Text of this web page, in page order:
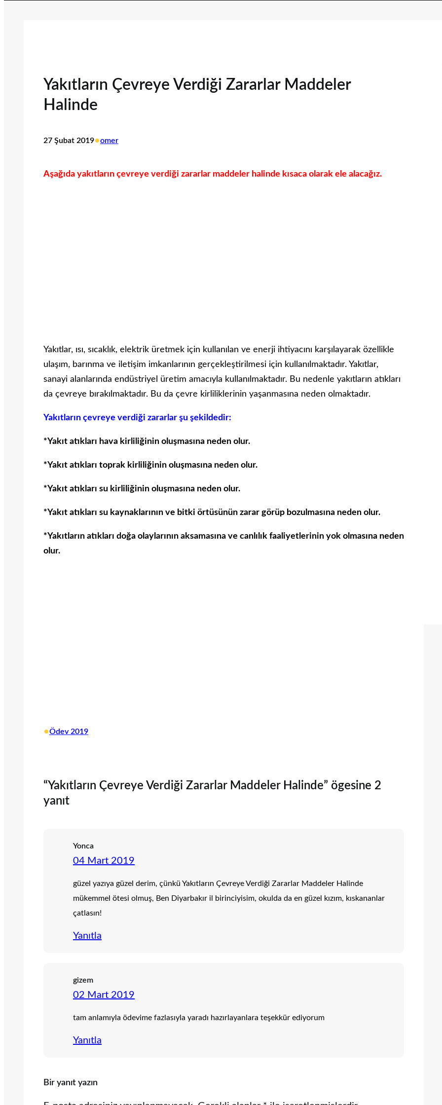
Yakıtların Çevreye Verdiği Zararlar Maddeler
Halinde
27 Şubat 2019•omer
Aşağıda yakıtların çevreye verdiği zararlar maddeler halinde kısaca olarak ele alacağız.
Yakıtlar, ısı, sıcaklık, elektrik üretmek için kullanılan ve enerji ihtiyacını karşılayarak özellikle
ulaşım, barınma ve iletişim imkanlarının gerçekleştirilmesi için kullanılmaktadır. Yakıtlar,
sanayi alanlarında endüstriyel üretim amacıyla kullanılmaktadır. Bu nedenle yakıtların atıkları
da çevreye bırakılmaktadır. Bu da çevre kirliliklerinin yaşanmasına neden olmaktadır.
Yakıtların çevreye verdiği zararlar şu şekildedir:
*Yakıt atıkları hava kirliliğinin oluşmasına neden olur.
*Yakıt atıkları toprak kirliliğinin oluşmasına neden olur.
*Yakıt atıkları su kirliliğinin oluşmasına neden olur.
*Yakıt atıkları su kaynaklarının ve bitki örtüsünün zarar görüp bozulmasına neden olur.
*Yakıtların atıkları doğa olaylarının aksamasına ve canlılık faaliyetlerinin yok olmasına neden
olur.
•Ödev 2019
“Yakıtların Çevreye Verdiği Zararlar Maddeler Halinde” ögesine 2
yanıt
Yonca
04 Mart 2019
güzel yazıya güzel derim, çünkü Yakıtların Çevreye Verdiği Zararlar Maddeler Halinde
mükemmel ötesi olmuş, Ben Diyarbakır il birinciyisim, okulda da en güzel kızım, kıskananlar
çatlasın!
Yanıtla
gizem
02 Mart 2019
tam anlamıyla ödevime fazlasıyla yaradı hazırlayanlara teşekkür ediyorum
Yanıtla
Bir yanıt yazın